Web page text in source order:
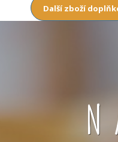
Další zboží